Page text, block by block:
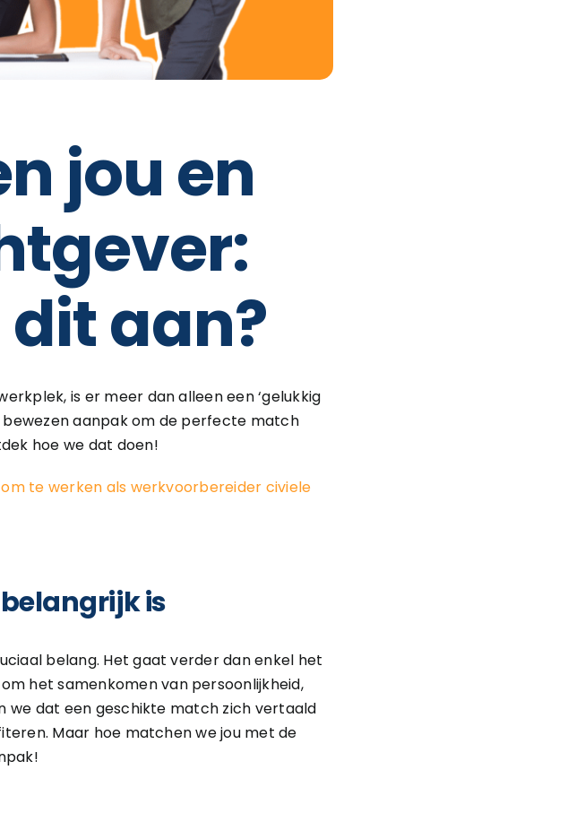
jou en
dit aan?
is er meer dan alleen een ‘gelukkig
bewezen aanpak om de perfecte match
hoe we dat doen!
te werken als werkvoorbereider civiele
is
belang. Het gaat verder dan enkel het
het samenkomen van persoonlijkheid,
we dat een geschikte match zich vertaald
Maar hoe matchen we jou met de